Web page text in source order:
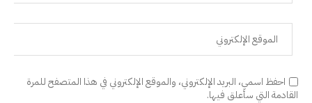
احفظ اسمي، البريد الإلكتروني، والموقع الإلكتروني في هذا المتصفح للمرة
القادمة التي سأعلق فيها.